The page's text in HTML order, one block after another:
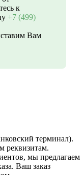
к
+7 (499)
Вам
терминал).
реквизитам.
мы предлагаем
Ваш заказ